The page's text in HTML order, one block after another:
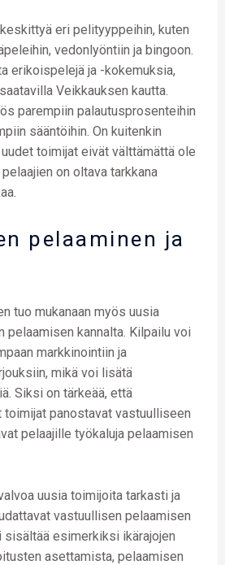
eri pelityyppeihin, kuten
vedonlyöntiin ja bingoon.
erikoispelejä ja -kokemuksia,
Veikkauksen kautta.
parempiin palautusprosenteihin
sääntöihin. On kuitenkin
toimijat eivät välttämättä ole
on oltava tarkkana
pelaaminen ja
tuo mukanaan myös uusia
pelaamisen kannalta. Kilpailu voi
markkinointiin ja
mikä voi lisätä
Siksi on tärkeää, että
toimijat panostavat vastuulliseen
pelaajille työkaluja pelaamisen
uusia toimijoita tarkasti ja
vastuullisen pelaamisen
sisältää esimerkiksi ikärajojen
asettamista, pelaamisen